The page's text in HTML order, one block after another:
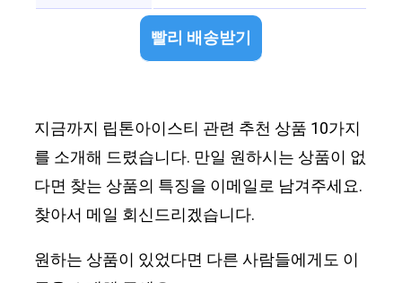
빨리 배송받기
지금까지 립톤아이스티 관련 추천 상품 10가지
를 소개해 드렸습니다. 만일 원하시는 상품이 없
다면 찾는 상품의 특징을 이메일로 남겨주세요.
찾아서 메일 회신드리겠습니다.
원하는 상품이 있었다면 다른 사람들에게도 이